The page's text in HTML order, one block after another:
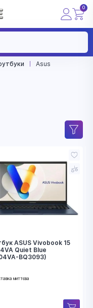
0
Asus
ASUS Vivobook 15
Quiet Blue
BQ3093)
миттєва